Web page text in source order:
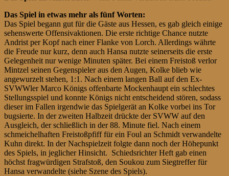
Das Spiel in etwas mehr als fünf Worten:
Das Spiel begann gut für die Gäste aus Hessen, es gab gleich einige
sehenswerte Offensivaktionen. Die erste richtige Chance nutzte
Andrist per Kopf nach einer Flanke von Lorch. Allerdings währte
die Freude nur kurz, denn auch Hansa nutzte seinerseits die erste
Gelegenheit nur wenige Minuten später. Bei einem Freistoß verlor
Mintzel seinen Gegenspieler aus den Augen, Kolke blieb wie
angewurzelt stehen, 1:1. Nach einem langen Ball auf den Ex-
SVWWler Marco Königs offenbarte Mockenhaupt ein schlechtes
Stellungsspiel und konnte Königs nicht entscheidend stören, sodass
dieser im Fallen irgendwie das Spielgerät an Kolke vorbei ins Tor
bugsierte. In der zweiten Halbzeit drückte der SVWW auf den
Ausgleich, der schließlich in der 88. Minute fiel. Nach einem
schmeichelhaften Freistoßpfiff für ein Foul an Schmidt verwandelte
Kuhn direkt. In der Nachspielzeit folgte dann noch der Höhepunkt
des Spiels, in jeglicher Hinsicht. Schiedsrichter Heft gab einen
höchst fragwürdigen Strafstoß, den Soukou zum Siegtreffer für
Hansa verwandelte (siehe Szene des Spiels).